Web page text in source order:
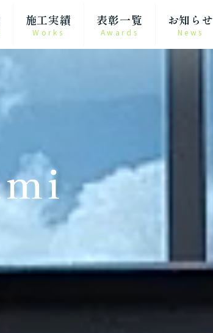
施工実績
Works
表彰一覧
Awards
お知らせ
News